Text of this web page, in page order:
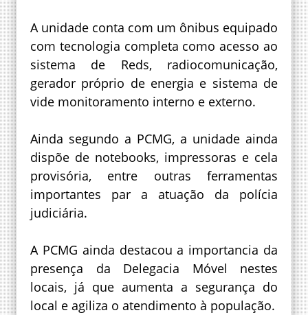
A unidade conta com um ônibus equipado
com tecnologia completa como acesso ao
sistema de Reds, radiocomunicação,
gerador próprio de energia e sistema de
vide monitoramento interno e externo.
Ainda segundo a PCMG, a unidade ainda
dispõe de notebooks, impressoras e cela
provisória, entre outras ferramentas
importantes par a atuação da polícia
judiciária.
A PCMG ainda destacou a importancia da
presença da Delegacia Móvel nestes
locais, já que aumenta a segurança do
local e agiliza o atendimento à população.